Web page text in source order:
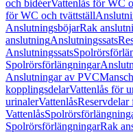
och bidéerVattenlås för WC
för WC och tvättställ
AnslutningsböjarRak
anslutningAnslutningssats
Anslutningssats
Spolrörsförlängningar
Anslutningar av PVC
kopplingsdelarVattenlås för
urinalerVattenlåsReservdelar
Vattenlås
SpolrörsförlängningarRak